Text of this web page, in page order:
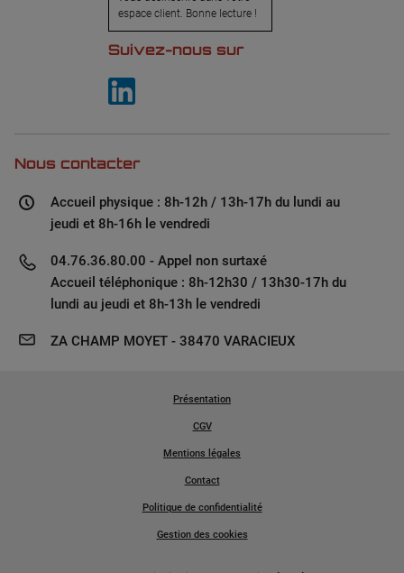
espace client. Bonne lecture !
Suivez-nous sur
Nous contacter
Accueil physique : 8h-12h / 13h-17h du lundi au
jeudi et 8h-16h le vendredi
04.76.36.80.00 - Appel non surtaxé
Accueil téléphonique : 8h-12h30 / 13h30-17h du
lundi au jeudi et 8h-13h le vendredi
ZA CHAMP MOYET - 38470 VARACIEUX
Présentation
CGV
Mentions légales
Contact
Politique de confidentialité
Gestion des cookies